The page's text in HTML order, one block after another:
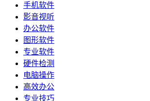
手机软件
影音视听
办公软件
图形软件
专业软件
硬件检测
电脑操作
高效办公
专业技巧